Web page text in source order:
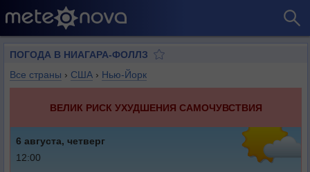
ПОГОДА В НИАГАРА-ФОЛЛЗ
Все страны › США › Нью-Йорк
ВЕЛИК РИСК УХУДШЕНИЯ САМОЧУВСТВИЯ
6 августа, четверг
12:00